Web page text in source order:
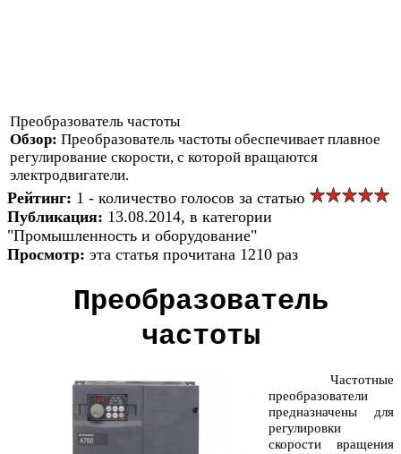
Преобразователь частоты
Обзор: Преобразователь частоты обеспечивает плавное
регулирование скорости, с которой вращаются
электродвигатели.
Рейтинг: 1 - количество голосов за статью
Публикация: 13.08.2014, в категории
"Промышленность и оборудование"
Просмотр: эта статья прочитана 1210 раз
Преобразователь
частоты
Частотные
преобразователи
предназначены для
регулировки
скорости вращения